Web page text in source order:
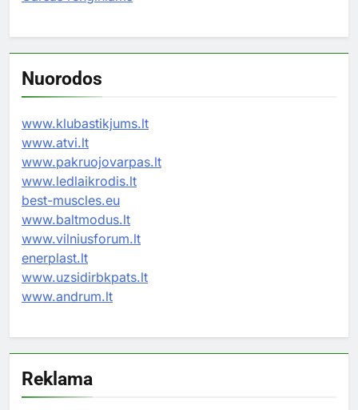
Nuorodos
www.klubastikjums.lt
www.atvi.lt
www.pakruojovarpas.lt
www.ledlaikrodis.lt
best-muscles.eu
www.baltmodus.lt
www.vilniusforum.lt
enerplast.lt
www.uzsidirbkpats.lt
www.andrum.lt
Reklama